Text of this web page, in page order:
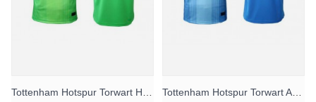
Tottenham Hotspur Torwart Heimtrikot 2025-26 Kurzarm Tottenham Hotspur Torwart Auswärtstrikot 2025-26 Kurzarm